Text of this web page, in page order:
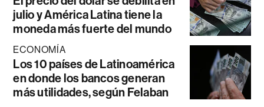
julio y América Latina tiene la
moneda más fuerte del mundo
ECONOMÍA
Los 10 países de Latinoamérica
en donde los bancos generan
más utilidades, según Felaban